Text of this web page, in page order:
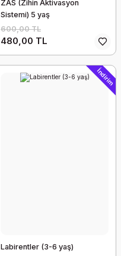
ZAS (Zihin Aktivasyon
Sistemi) 5 yaş
600,00 TL
480,00 TL
İndirim
Labirentler (3-6 yaş)